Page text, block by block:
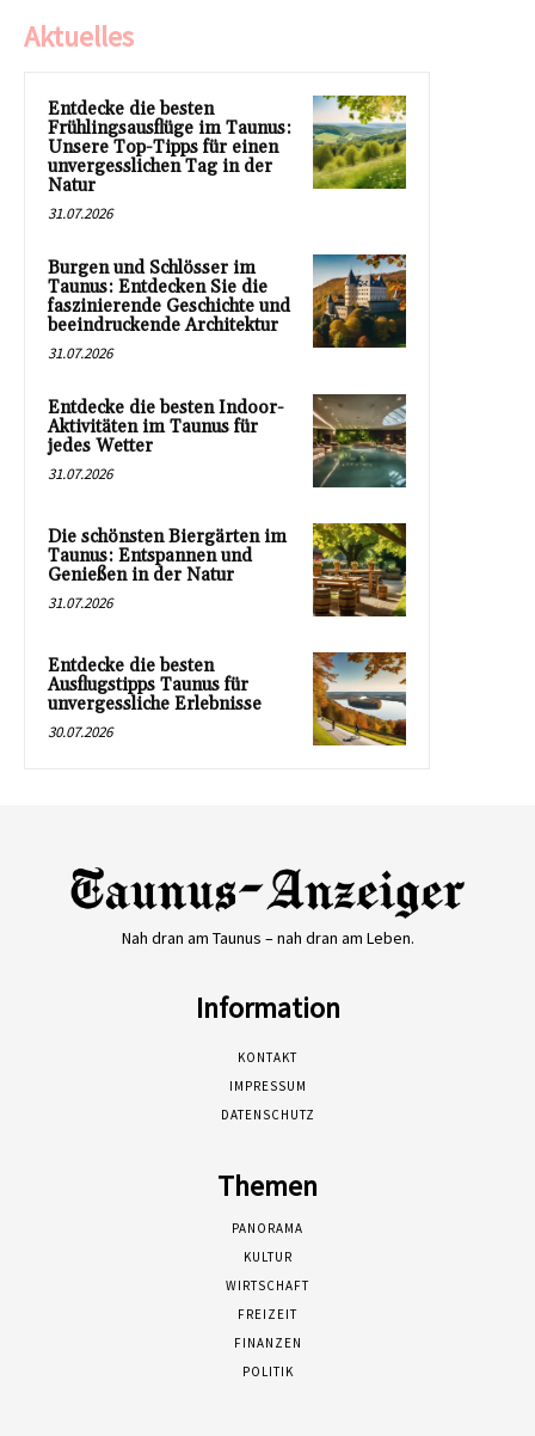
Aktuelles
Entdecke die besten
Frühlingsausflüge im Taunus:
Unsere Top-Tipps für einen
unvergesslichen Tag in der
Natur
31.07.2026
Burgen und Schlösser im
Taunus: Entdecken Sie die
faszinierende Geschichte und
beeindruckende Architektur
31.07.2026
Entdecke die besten Indoor-
Aktivitäten im Taunus für
jedes Wetter
31.07.2026
Die schönsten Biergärten im
Taunus: Entspannen und
Genießen in der Natur
31.07.2026
Entdecke die besten
Ausflugstipps Taunus für
unvergessliche Erlebnisse
30.07.2026
Nah dran am Taunus – nah dran am Leben.
Information
KONTAKT
IMPRESSUM
DATENSCHUTZ
Themen
PANORAMA
KULTUR
WIRTSCHAFT
FREIZEIT
FINANZEN
POLITIK